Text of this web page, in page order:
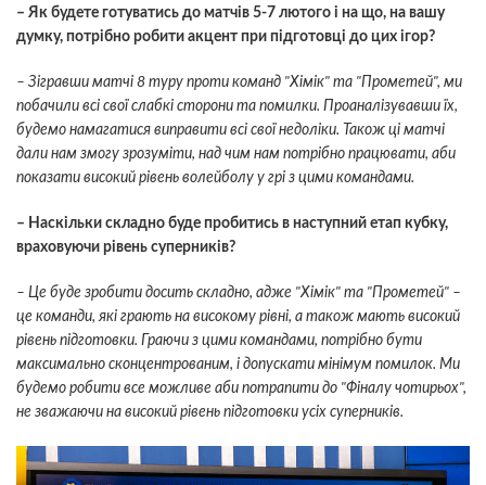
– Як будете готуватись до матчів 5-7 лютого і на що, на вашу
думку, потрібно робити акцент при підготовці до цих ігор?
– Зігравши матчі 8 туру проти команд "Хімік" та "Прометей", ми
побачили всі свої слабкі сторони та помилки. Проаналізувавши їх,
будемо намагатися виправити всі свої недоліки. Також ці матчі
дали нам змогу зрозуміти, над чим нам потрібно працювати, аби
показати високий рівень волейболу у грі з цими командами.
– Наскільки складно буде пробитись в наступний етап кубку,
враховуючи рівень суперників?
– Це буде зробити досить складно, адже "Хімік" та "Прометей" –
це команди, які грають на високому рівні, а також мають високий
рівень підготовки. Граючи з цими командами, потрібно бути
максимально сконцентрованим, і допускати мінімум помилок. Ми
будемо робити все можливе аби потрапити до "Фіналу чотирьох",
не зважаючи на високий рівень підготовки усіх суперників.